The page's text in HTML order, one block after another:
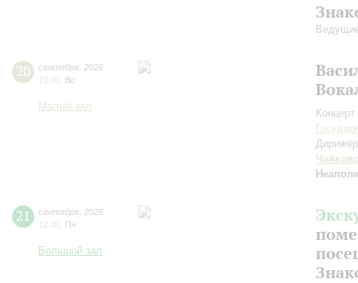
20 сентября 2026
19:00 Вс
Малый зал
21 сентября 2026
12:00 Пн
Большой зал